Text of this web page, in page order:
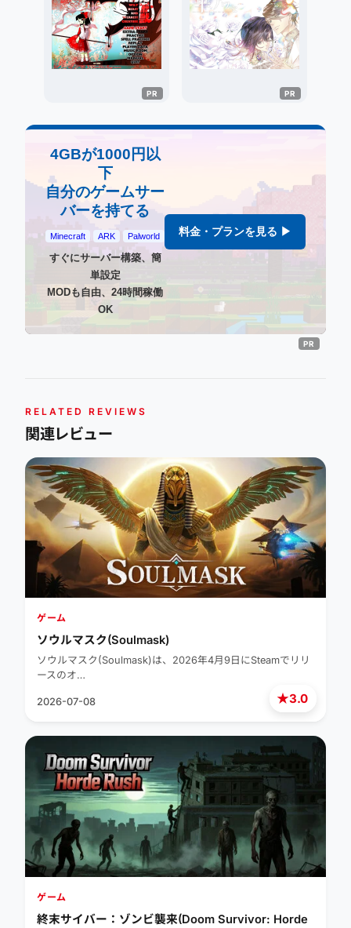
4GBが1000円以
下
自分のゲームサー
バーを持てる
Minecraft ARK Palworld
すぐにサーバー構築、簡
単設定
MODも自由、24時間稼働
OK
料金・プランを見る ▶
RELATED REVIEWS
関連レビュー
★3.0
ゲーム
ソウルマスク(Soulmask)
ソウルマスク(Soulmask)は、2026年4月9日にSteamでリリ
ースのオ…
2026-07-08
ゲーム
終末サイバー：ゾンビ襲来(Doom Survivor: Horde